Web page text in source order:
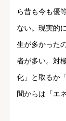
ら昔も今も優
ない。現実的
生が多かった
者が多い。対
化」と取るか
間からは「エ